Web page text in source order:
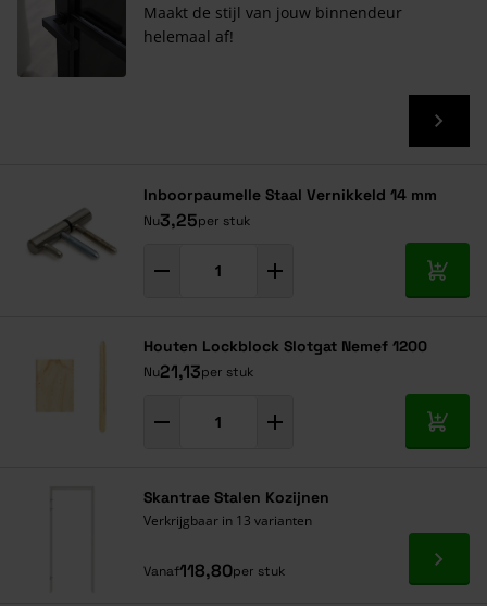
Maakt de stijl van jouw binnendeur
helemaal af!
Inboorpaumelle Staal Vernikkeld 14 mm
Nu3,25per stuk
In
Houten Lockblock Slotgat Nemef 1200
Nu21,13per stuk
In
Skantrae Stalen Kozijnen
Verkrijgbaar in 13 varianten
Vanaf118,80per stuk Ga